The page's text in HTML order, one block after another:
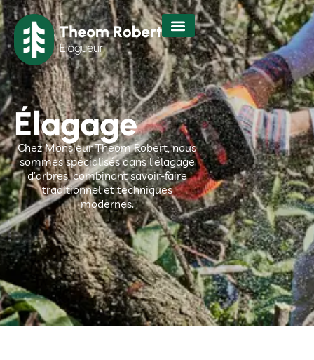
Élagage
Chez Monsieur Theom Robert, nous
sommes spécialisés dans l’élagage
d’arbres, combinant savoir-faire
traditionnel et techniques
modernes.